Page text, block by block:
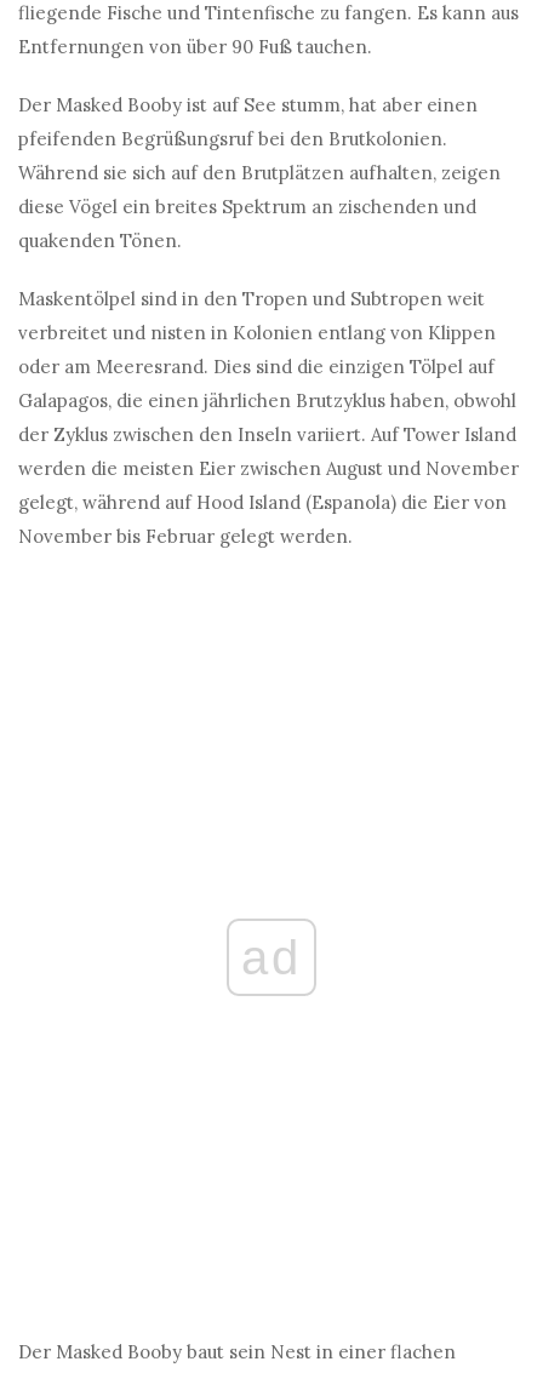
fliegende Fische und Tintenfische zu fangen. Es kann aus
Entfernungen von über 90 Fuß tauchen.
Der Masked Booby ist auf See stumm, hat aber einen
pfeifenden Begrüßungsruf bei den Brutkolonien.
Während sie sich auf den Brutplätzen aufhalten, zeigen
diese Vögel ein breites Spektrum an zischenden und
quakenden Tönen.
Maskentölpel sind in den Tropen und Subtropen weit
verbreitet und nisten in Kolonien entlang von Klippen
oder am Meeresrand. Dies sind die einzigen Tölpel auf
Galapagos, die einen jährlichen Brutzyklus haben, obwohl
der Zyklus zwischen den Inseln variiert. Auf Tower Island
werden die meisten Eier zwischen August und November
gelegt, während auf Hood Island (Espanola) die Eier von
November bis Februar gelegt werden.
ad
Der Masked Booby baut sein Nest in einer flachen